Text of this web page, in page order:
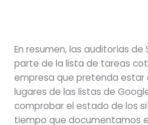
En resumen, las auditorías de
parte de la lista de tareas
empresa que pretenda estar
lugares de las listas de
comprobar el estado de los
tiempo que documentamos